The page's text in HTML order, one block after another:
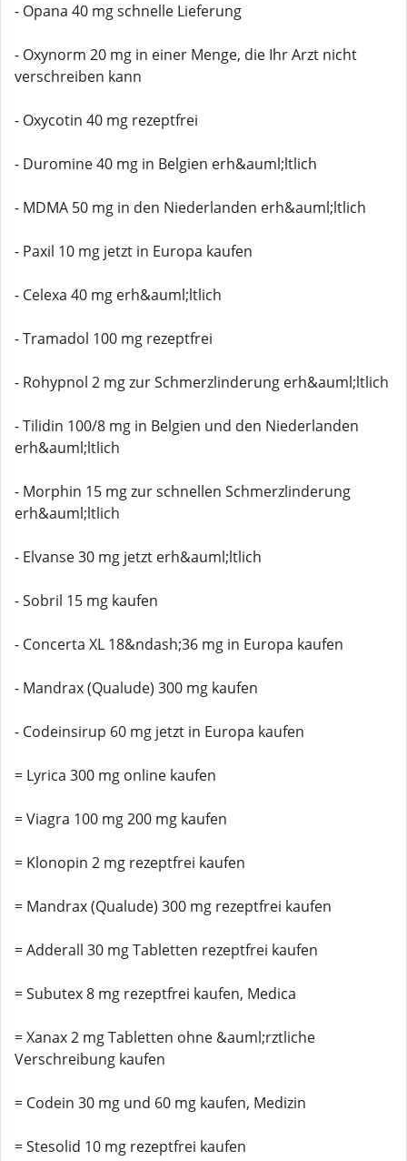
- Opana 40 mg schnelle Lieferung
- Oxynorm 20 mg in einer Menge, die Ihr Arzt nicht
verschreiben kann
- Oxycotin 40 mg rezeptfrei
- Duromine 40 mg in Belgien erh&auml;ltlich
- MDMA 50 mg in den Niederlanden erh&auml;ltlich
- Paxil 10 mg jetzt in Europa kaufen
- Celexa 40 mg erh&auml;ltlich
- Tramadol 100 mg rezeptfrei
- Rohypnol 2 mg zur Schmerzlinderung erh&auml;ltlich
- Tilidin 100/8 mg in Belgien und den Niederlanden
erh&auml;ltlich
- Morphin 15 mg zur schnellen Schmerzlinderung
erh&auml;ltlich
- Elvanse 30 mg jetzt erh&auml;ltlich
- Sobril 15 mg kaufen
- Concerta XL 18&ndash;36 mg in Europa kaufen
- Mandrax (Qualude) 300 mg kaufen
- Codeinsirup 60 mg jetzt in Europa kaufen
= Lyrica 300 mg online kaufen
= Viagra 100 mg 200 mg kaufen
= Klonopin 2 mg rezeptfrei kaufen
= Mandrax (Qualude) 300 mg rezeptfrei kaufen
= Adderall 30 mg Tabletten rezeptfrei kaufen
= Subutex 8 mg rezeptfrei kaufen, Medica
= Xanax 2 mg Tabletten ohne &auml;rztliche
Verschreibung kaufen
= Codein 30 mg und 60 mg kaufen, Medizin
= Stesolid 10 mg rezeptfrei kaufen